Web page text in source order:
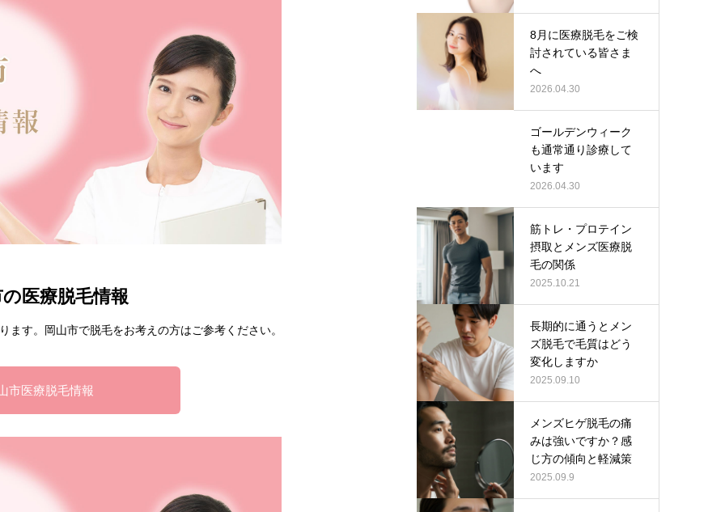
医療脱毛情報
ます。岡山市で脱毛をお考えの方はご参考ください。
市医療脱毛情報
8月に医療脱毛をご検
討されている皆さま
へ
2026.04.30
ゴールデンウィーク
も通常通り診療して
います
2026.04.30
筋トレ・プロテイン
摂取とメンズ医療脱
毛の関係
2025.10.21
長期的に通うとメン
ズ脱毛で毛質はどう
変化しますか
2025.09.10
メンズヒゲ脱毛の痛
みは強いですか？感
じ方の傾向と軽減策
2025.09.9